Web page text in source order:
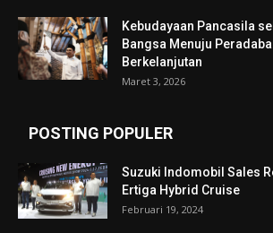
Kebudayaan Pancasila
Bangsa Menuju
Berkelanjutan
Maret 3, 2026
POSTING POPULER
Suzuki Indomobil Sales
Ertiga Hybrid Cruise
Februari 19, 2024